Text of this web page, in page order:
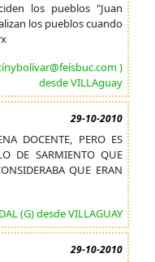
los pueblos "Juan
los pueblos cuando
)
desde VILLAguay
29-10-2010
DOCENTE, PERO ES
DE SARMIENTO QUE
QUE ERAN
(G) desde VILLAGUAY
29-10-2010